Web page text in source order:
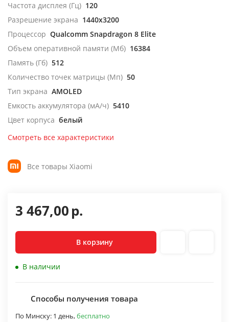
Частота дисплея (Гц) 120
Разрешение экрана 1440x3200
Процессор Qualcomm Snapdragon 8 Elite
Объем оперативной памяти (Мб) 16384
Память (Гб) 512
Количество точек матрицы (Мп) 50
Тип экрана AMOLED
Емкость аккумулятора (мА/ч) 5410
Цвет корпуса белый
Смотреть все характеристики
Все товары Xiaomi
3 467,00р.
В корзину
В наличии
Способы получения товара
По Минску: 1 день,бесплатно